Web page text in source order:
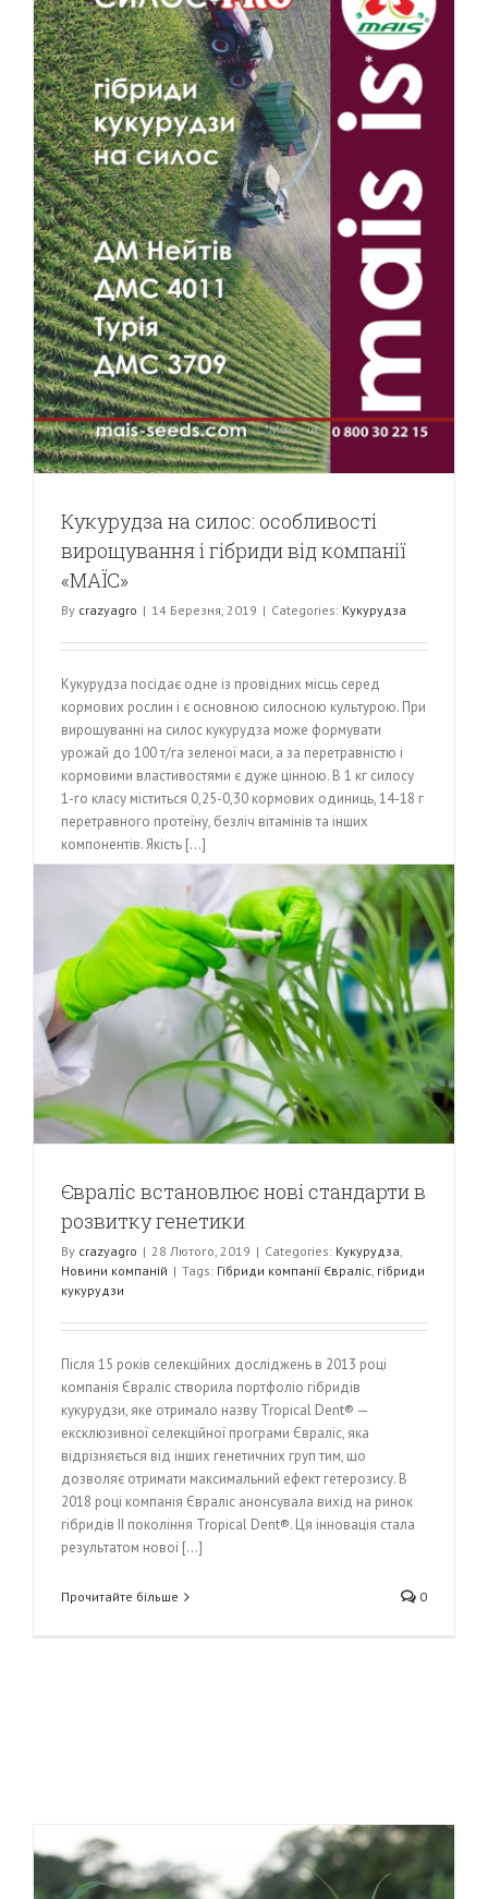
Кукурудза на силос: особливості
вирощування і гібриди від компанії
«МАЇС»
By crazyagro | 14 Березня, 2019 | Categories: Кукурудза
Кукурудза посідає одне із провідних місць серед
кормових рослин і є основною силосною культурою. При
вирощуванні на силос кукурудза може формувати
урожай до 100 т/га зеленої маси, а за перетравністю і
кормовими властивостями є дуже цінною. В 1 кг силосу
1-го класу міститься 0,25-0,30 кормових одиниць, 14-18 г
перетравного протеїну, безліч вітамінів та інших
компонентів. Якість [...]
0
Євраліс встановлює нові стандарти в
розвитку генетики
By crazyagro | 28 Лютого, 2019 | Categories: Кукурудза,
Новини компаній | Tags: Гібриди компанії Євраліс, гібриди
кукурудзи
Після 15 років селекційних досліджень в 2013 році
компанія Євраліс створила портфоліо гібридів
кукурудзи, яке отримало назву Tropical Dent® —
ексклюзивної селекційної програми Євраліс, яка
відрізняється від інших генетичних груп тим, що
дозволяє отримати максимальний ефект гетерозису. В
2018 році компанія Євраліс анонсувала вихід на ринок
гібридів ІІ покоління Tropical Dent®. Ця інновація стала
результатом нової [...]
Прочитайте більше 0